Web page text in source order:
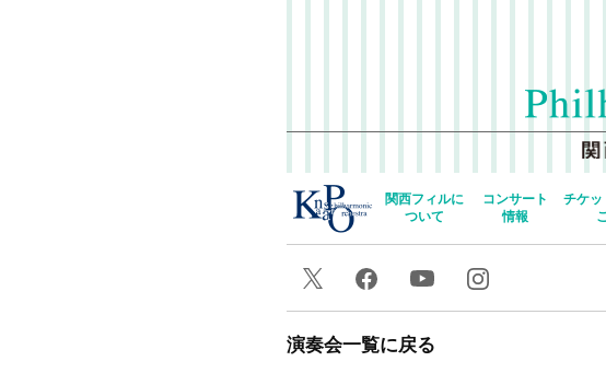
関西フィルに
ついて
コンサート
情報
チケッ
演奏会一覧に戻る